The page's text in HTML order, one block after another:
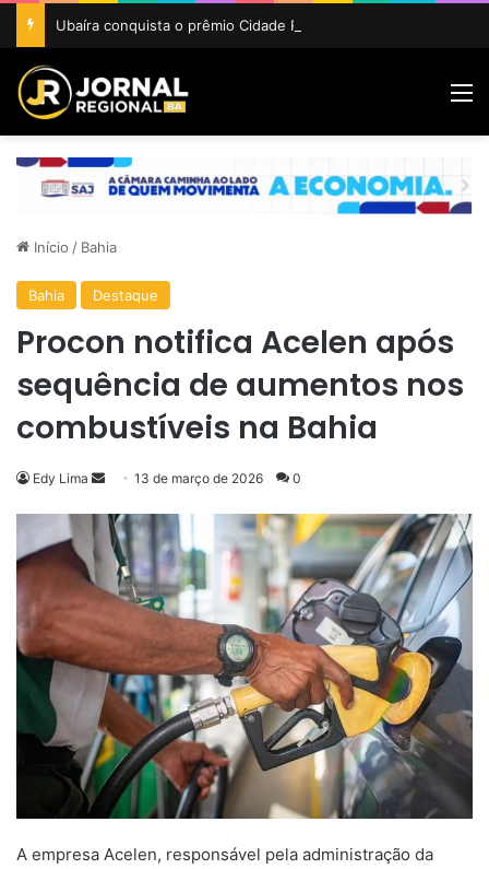
Início / Bahia
Bahia Destaque
Procon notifica Acelen após
sequência de aumentos nos
combustíveis na Bahia
Edy Lima
Mande
e-
mail
13 de março de 2026 0
A empresa Acelen, responsável pela administração da